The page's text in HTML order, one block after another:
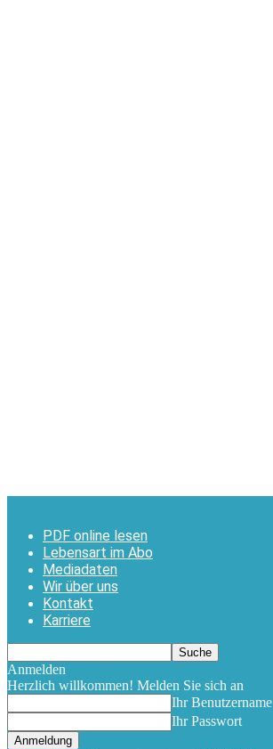
PDF online lesen
Lebensart im Abo
Mediadaten
Wir über uns
Kontakt
Karriere
Anmelden
Herzlich willkommen! Melden Sie sich an
Ihr Benutzername
Ihr Passwort